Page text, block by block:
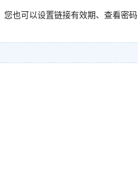
您也可以设置链接有效期、查看密码